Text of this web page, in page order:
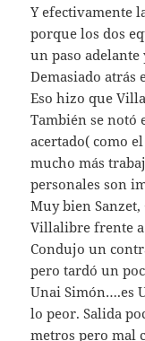
Y efectivamente
porque los dos
un paso
Demasiado atrás
Eso hizo que
También se notó
acertado( como
mucho más
personales son
Muy bien Sanzet,
Villalibre frente
Condujo un
pero tardó un
Unai Simón….es
lo peor. Salida
metros pero mal